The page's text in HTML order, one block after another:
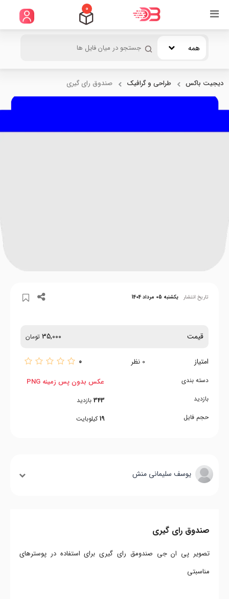
0
همه
دیجیت باکس طراحی و گرافیک صندوق رای گیری
تاریخ انتشار یکشنبه 05 مرداد 1404
قیمت 35,000 تومان
امتیاز 0 نظر 0
دسته بندی
بازدید
حجم فایل
عکس بدون پس زمینه PNG
343 بازدید
19 کیلوبایت
یوسف سلیمانی منش
صندوق رای گیری
تصویر پی ان جی صندومق رای گیری برای استفاده در پوسترهای
مناسبتی